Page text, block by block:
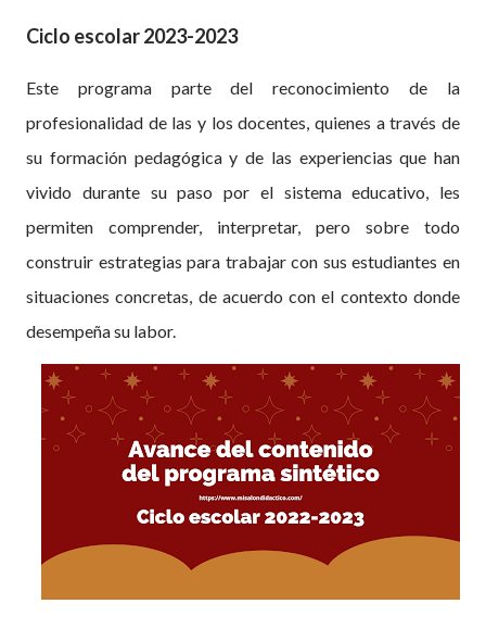
Ciclo escolar 2023-2023
Este programa parte del reconocimiento de la
profesionalidad de las y los docentes, quienes a través de
su formación pedagógica y de las experiencias que han
vivido durante su paso por el sistema educativo, les
permiten comprender, interpretar, pero sobre todo
construir estrategias para trabajar con sus estudiantes en
situaciones concretas, de acuerdo con el contexto donde
desempeña su labor.